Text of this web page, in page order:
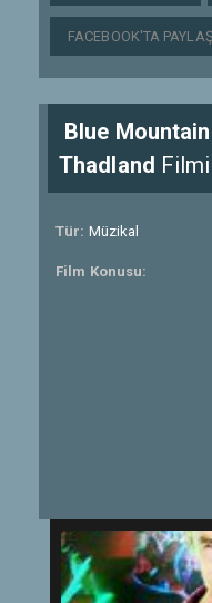
FACEBOOK'TA PAYLAŞ
Blue
Thadland
Tür: Müzikal
Film Konusu: